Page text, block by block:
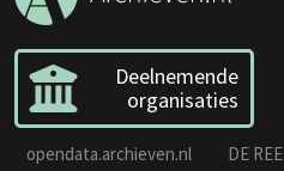
Deelnemende
organisaties
opendata.archieven.nl DE REE